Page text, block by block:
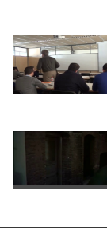
4.02.15
86:09 ·
práctica 1
Lahuerta
1:36 · 2015